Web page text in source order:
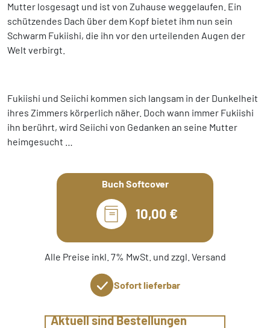
Mutter losgesagt und ist von Zuhause weggelaufen. Ein
schützendes Dach über dem Kopf bietet ihm nun sein
Schwarm Fukiishi, die ihn vor den urteilenden Augen der
Welt verbirgt.
Fukiishi und Seiichi kommen sich langsam in der Dunkelheit
ihres Zimmers körperlich näher. Doch wann immer Fukiishi
ihn berührt, wird Seiichi von Gedanken an seine Mutter
heimgesucht …
Buch Softcover
10,00 €
Alle Preise inkl. 7% MwSt. und zzgl. Versand
Sofort lieferbar
Aktuell sind Bestellungen